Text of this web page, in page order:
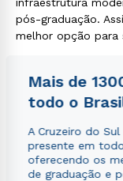
pós-graduação.
melhor opção para
Mais de
todo o
A Cruzeiro do
presente em
oferecendo os
de graduação e
Estou de
autorizo que
envio de